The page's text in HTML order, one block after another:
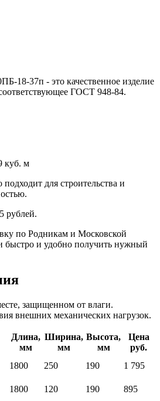
18-37п - это качественное изделие
ГОСТ 948-84.
куб. м
для строительства и
рублей.
по Родникам и Московской
быстро и удобно получить нужный
защищенном от влаги.
внешних механических нагрузок.
Длина,
мм
Ширина,
мм
Высота,
мм
Цена
руб.
1800 250 190
1 795
1800 120 190
895